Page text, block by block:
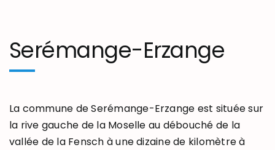
Serémange-Erzange
La commune de Serémange-Erzange est située sur
la rive gauche de la Moselle au débouché de la
vallée de la Fensch à une dizaine de kilomètre à